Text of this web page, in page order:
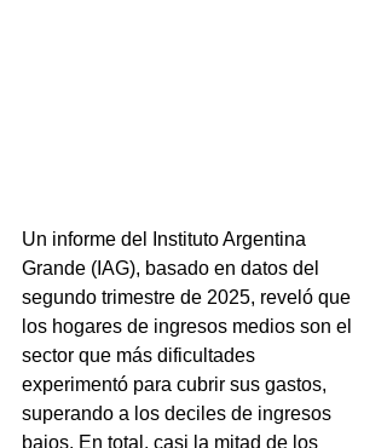
Un informe del Instituto Argentina
Grande (IAG), basado en datos del
segundo trimestre de 2025, reveló que
los hogares de ingresos medios son el
sector que más dificultades
experimentó para cubrir sus gastos,
superando a los deciles de ingresos
bajos. En total, casi la mitad de los